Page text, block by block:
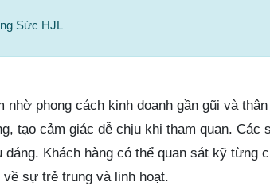
Sức HJL
nhờ phong cách kinh doanh gần gũi và
tạo cảm giác dễ chịu khi tham quan. Các
dáng. Khách hàng có thể quan sát kỹ từng
sự trẻ trung và linh hoạt.